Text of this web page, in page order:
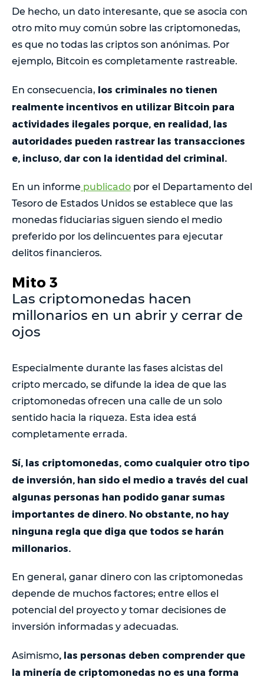
De hecho, un dato interesante, que se asocia con
otro mito muy común sobre las criptomonedas,
es que no todas las criptos son anónimas. Por
ejemplo, Bitcoin es completamente rastreable.
En consecuencia, los criminales no tienen
realmente incentivos en utilizar Bitcoin para
actividades ilegales porque, en realidad, las
autoridades pueden rastrear las transacciones
e, incluso, dar con la identidad del criminal.
En un informe publicado por el Departamento del
Tesoro de Estados Unidos se establece que las
monedas fiduciarias siguen siendo el medio
preferido por los delincuentes para ejecutar
delitos financieros.
Mito 3
Las criptomonedas hacen
millonarios en un abrir y cerrar de
ojos
Especialmente durante las fases alcistas del
cripto mercado, se difunde la idea de que las
criptomonedas ofrecen una calle de un solo
sentido hacia la riqueza. Esta idea está
completamente errada.
Sí, las criptomonedas, como cualquier otro tipo
de inversión, han sido el medio a través del cual
algunas personas han podido ganar sumas
importantes de dinero. No obstante, no hay
ninguna regla que diga que todos se harán
millonarios.
En general, ganar dinero con las criptomonedas
depende de muchos factores; entre ellos el
potencial del proyecto y tomar decisiones de
inversión informadas y adecuadas.
Asimismo , las personas deben comprender que
la minería de criptomonedas no es una forma